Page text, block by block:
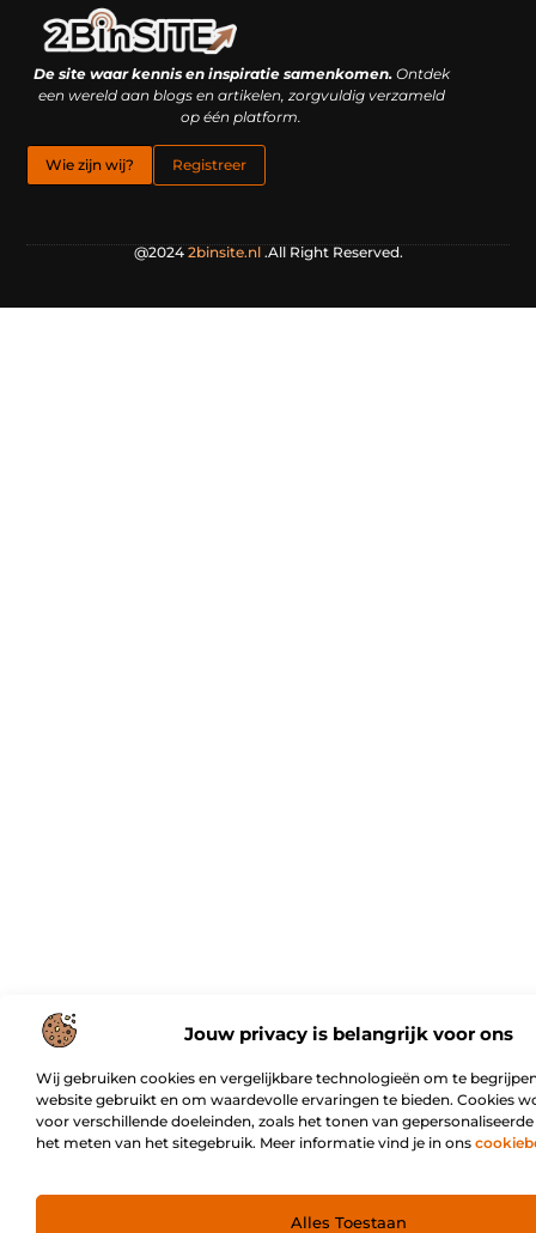
Jouw privacy is belangrijk voor ons
Wij gebruiken cookies en vergelijkbare technologieën om te
website gebruikt en om waardevolle ervaringen te bieden. Cookies
voor verschillende doeleinden, zoals het tonen van
het meten van het sitegebruik. Meer informatie vind je in ons
Alles Toestaan
De site waar kennis en inspiratie samenkomen.Ontdek
een wereld aan blogs en artikelen, zorgvuldig verzameld
op één platform.
Wie zijn wij? Registreer
@2024 2binsite.nl.All Right Reserved.